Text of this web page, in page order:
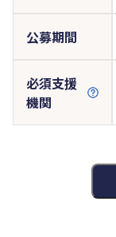
公募期間
必須支援
機関